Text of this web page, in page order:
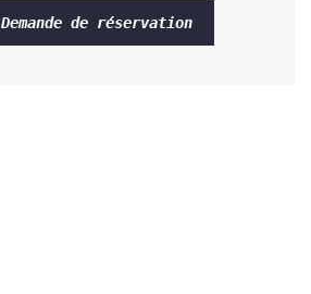
Demande de réservation